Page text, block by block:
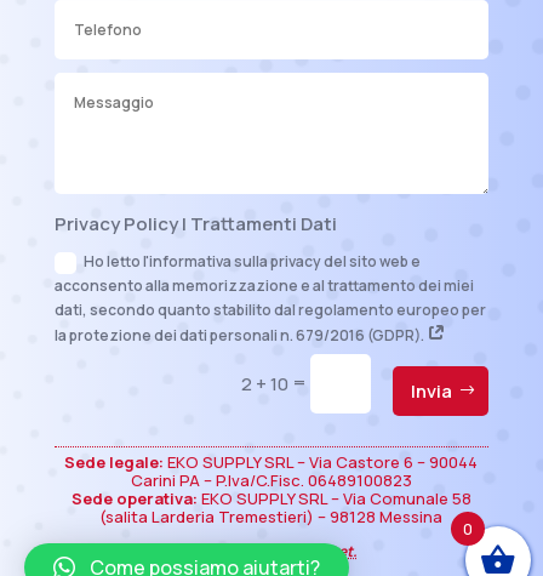
Privacy Policy | Trattamenti Dati
Ho letto l'informativa sulla privacy del sito web e
acconsento alla memorizzazione e al trattamento dei miei
dati, secondo quanto stabilito dal regolamento europeo per
la protezione dei dati personali n. 679/2016 (GDPR).
2 + 10 = Invia
Sede legale: EKO SUPPLY SRL – Via Castore 6 – 90044
Carini PA – P.Iva/C.Fisc. 06489100823
Sede operativa: EKO SUPPLY SRL – Via Comunale 58
(salita Larderia Tremestieri) – 98128 Messina
Half Pocket.
0
Come possiamo aiutarti?